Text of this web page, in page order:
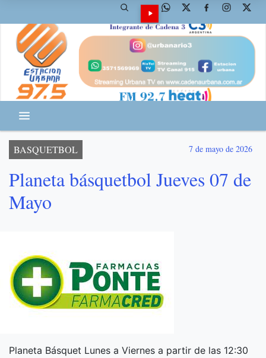
BASQUETBOL 7 de mayo de 2026
Planeta básquetbol Jueves 07 de
Mayo
Planeta Básquet Lunes a Viernes a partir de las 12:30